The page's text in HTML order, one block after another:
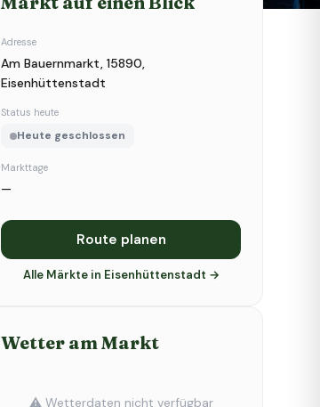
Adresse
Am Bauernmarkt, 15890,
Eisenhüttenstadt
Status heute
Heute geschlossen
Markttage
—
Route planen
Alle Märkte in Eisenhüttenstadt →
Wetter am Markt
⚠️ Wetterdaten nicht verfügbar